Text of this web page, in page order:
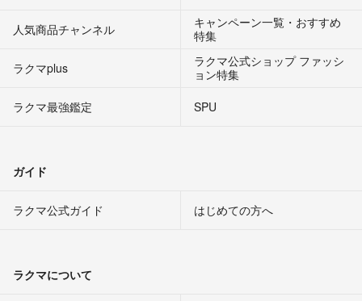
人気商品チャンネル
キャンペーン一覧・おすすめ
特集
ラクマplus
ラクマ公式ショップ ファッシ
ョン特集
ラクマ最強鑑定
SPU
ガイド
ラクマ公式ガイド はじめての方へ
ラクマについて